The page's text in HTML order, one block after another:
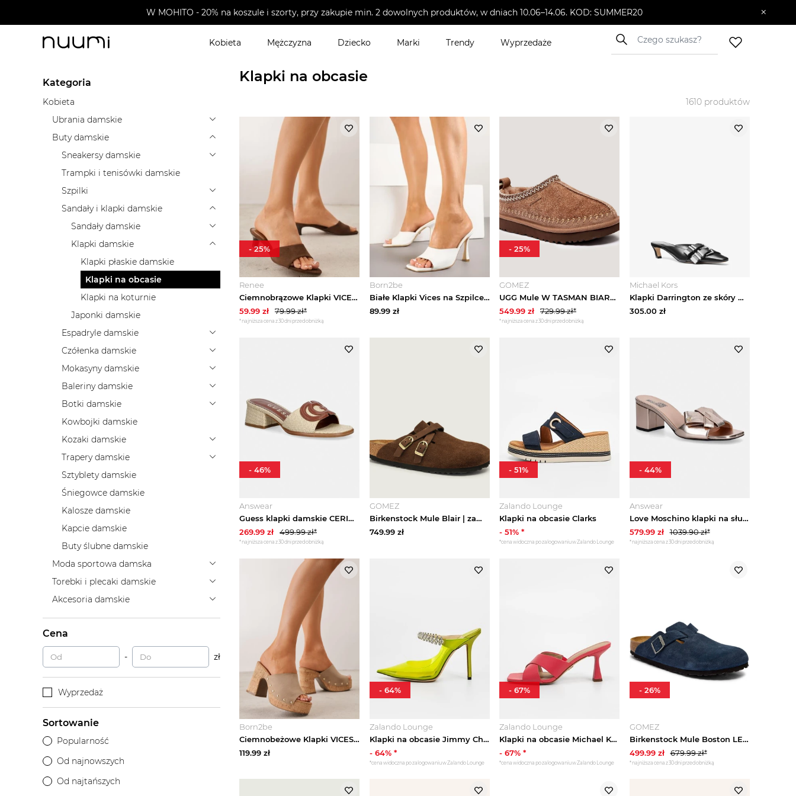
W MOHITO - 20% na koszule i szorty, przy zakupie min. 2 dowolnych produktów, w dniach 10.06–14.06. KOD: SUMMER20 ×
Kobieta Mężczyzna Dziecko Marki Trendy
Wyprzedaże
Kategoria
Kobieta
Ubrania damskie
Buty damskie
Sneakersy damskie
Trampki i tenisówki damskie
Szpilki
Sandały i klapki damskie
Sandały damskie
Klapki damskie
Klapki płaskie damskie
Klapki na obcasie
Klapki na koturnie
Japonki damskie
Espadryle damskie
Czółenka damskie
Mokasyny damskie
Baleriny damskie
Botki damskie
Kowbojki damskie
Kozaki damskie
Trapery damskie
Sztyblety damskie
Śniegowce damskie
Kalosze damskie
Kapcie damskie
Buty ślubne damskie
Moda sportowa damska
Torebki i plecaki damskie
Akcesoria damskie
Cena
- zł
Wyprzedaż
Sortowanie
Popularność
Od najnowszych
Od najtańszych
Klapki na obcasie
1610 produktów
Renee
Ciemnobrązowe Klapki VICES na Obcasie Typu Kaczuszka z Imitacji Drewna Sacredgem Brązowy
59.99 zł 79.99zł*
*najniższa cena z 30 dni przed obniżką
- 25%
Born2be
Białe Klapki Vices na Szpilce z Kwadratowym Noskiem Mevialia
89.99zł
GOMEZ
UGG Mule W TASMAN BIARRITZ | z dodatkiem wełny | zamsz beżowy
549.99 zł 729.99zł*
*najniższa cena z 30 dni przed obniżką
- 25%
Michael Kors
Klapki Darrington ze skóry Michael Kors CZARNY (Czarny)
305.00zł
Answear
Guess klapki damskie CERINNA2 beżowy
269.99 zł 499.99zł*
*najniższa cena z 30 dni przed obniżką
- 46%
GOMEZ
Birkenstock Mule Blair | zamsz | narrow fit brązowy
749.99zł
Zalando Lounge
Klapki na obcasie Clarks
- 51% *
*cena widoczna po zalogowaniu w Zalando Lounge
- 51%
Answear
Love Moschino klapki na słupku damskie skórzane różowy
579.99zł 1039.90zł*
*najniższa cena z 30 dni przed obniżką
- 44%
Born2be
Ciemnobeżowe Klapki VICES na Platformie i Słupku z Imitacji Korka Zdobione Nitami Grandis Beżowy
119.99 zł
Zalando Lounge
Klapki na obcasie Jimmy Choo żółty neon
- 64% *
*cena widoczna po zalogowaniu w Zalando Lounge
- 64%
Zalando Lounge
Klapki na obcasie Michael Kors czerwony
- 67% *
*cena widoczna po zalogowaniu w Zalando Lounge
- 67%
GOMEZ
Birkenstock Mule Boston LEVE | narrow fit | zamsz granatowy
499.99zł 679.99zł*
*najniższa cena z 30 dni przed obniżką
- 26%